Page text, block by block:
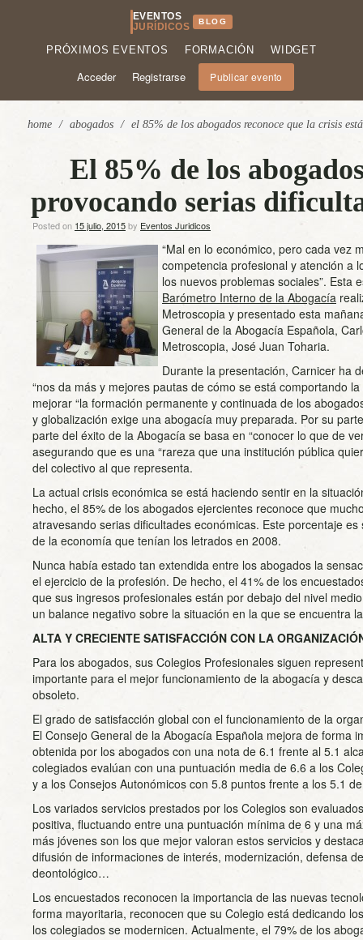
EVENTOS
JURÍDICOS
BLOG
PRÓXIMOS EVENTOS FORMACIÓN WIDGET
Acceder Registrarse Publicar evento
home / abogados / el 85% de los abogados reconoce que la crisis
El 85% de los
provocando serias
Posted on 15 julio, 2015by Eventos Juridicos
“Mal en lo económico, pero cada vez
competencia profesional y atención a
los nuevos problemas sociales”. Esta
Barómetro Interno de la Abogacía
Metroscopia y presentado esta
General de la Abogacía Española,
Metroscopia, José Juan Toharia.
Durante la presentación, Carnicer ha
“nos da más y mejores pautas de cómo se está comportando
mejorar “la formación permanente y continuada de los
y globalización exige una abogacía muy preparada. Por su
parte del éxito de la Abogacía se basa en “conocer lo que de
asegurando que es una “rareza que una institución pública
del colectivo al que representa.
La actual crisis económica se está haciendo sentir en la
hecho, el 85% de los abogados ejercientes reconoce que
atravesando serias dificultades económicas. Este porcentaje
de la economía que tenían los letrados en 2008.
Nunca había estado tan extendida entre los abogados la
el ejercicio de la profesión. De hecho, el 41% de los
que sus ingresos profesionales están por debajo del nivel
un balance negativo sobre la situación en la que se encuentra
ALTA Y CRECIENTE SATISFACCIÓN CON LA
Para los abogados, sus Colegios Profesionales siguen
importante para el mejor funcionamiento de la abogacía y
obsoleto.
El grado de satisfacción global con el funcionamiento de la
El Consejo General de la Abogacía Española mejora de forma
obtenida por los abogados con una nota de 6.1 frente al 5.1
colegiados evalúan con una puntuación media de 6.6 a los
y a los Consejos Autonómicos con 5.8 puntos frente a los 5.1
Los variados servicios prestados por los Colegios son
positiva, fluctuando entre una puntuación mínima de 6 y una
más jóvenes son los que mejor valoran estos servicios y
difusión de informaciones de interés, modernización, defensa
deontológico…
Los encuestados reconocen la importancia de las nuevas
forma mayoritaria, reconocen que su Colegio está dedicando
los colegiados se modernicen. Actualmente, el 79% de los